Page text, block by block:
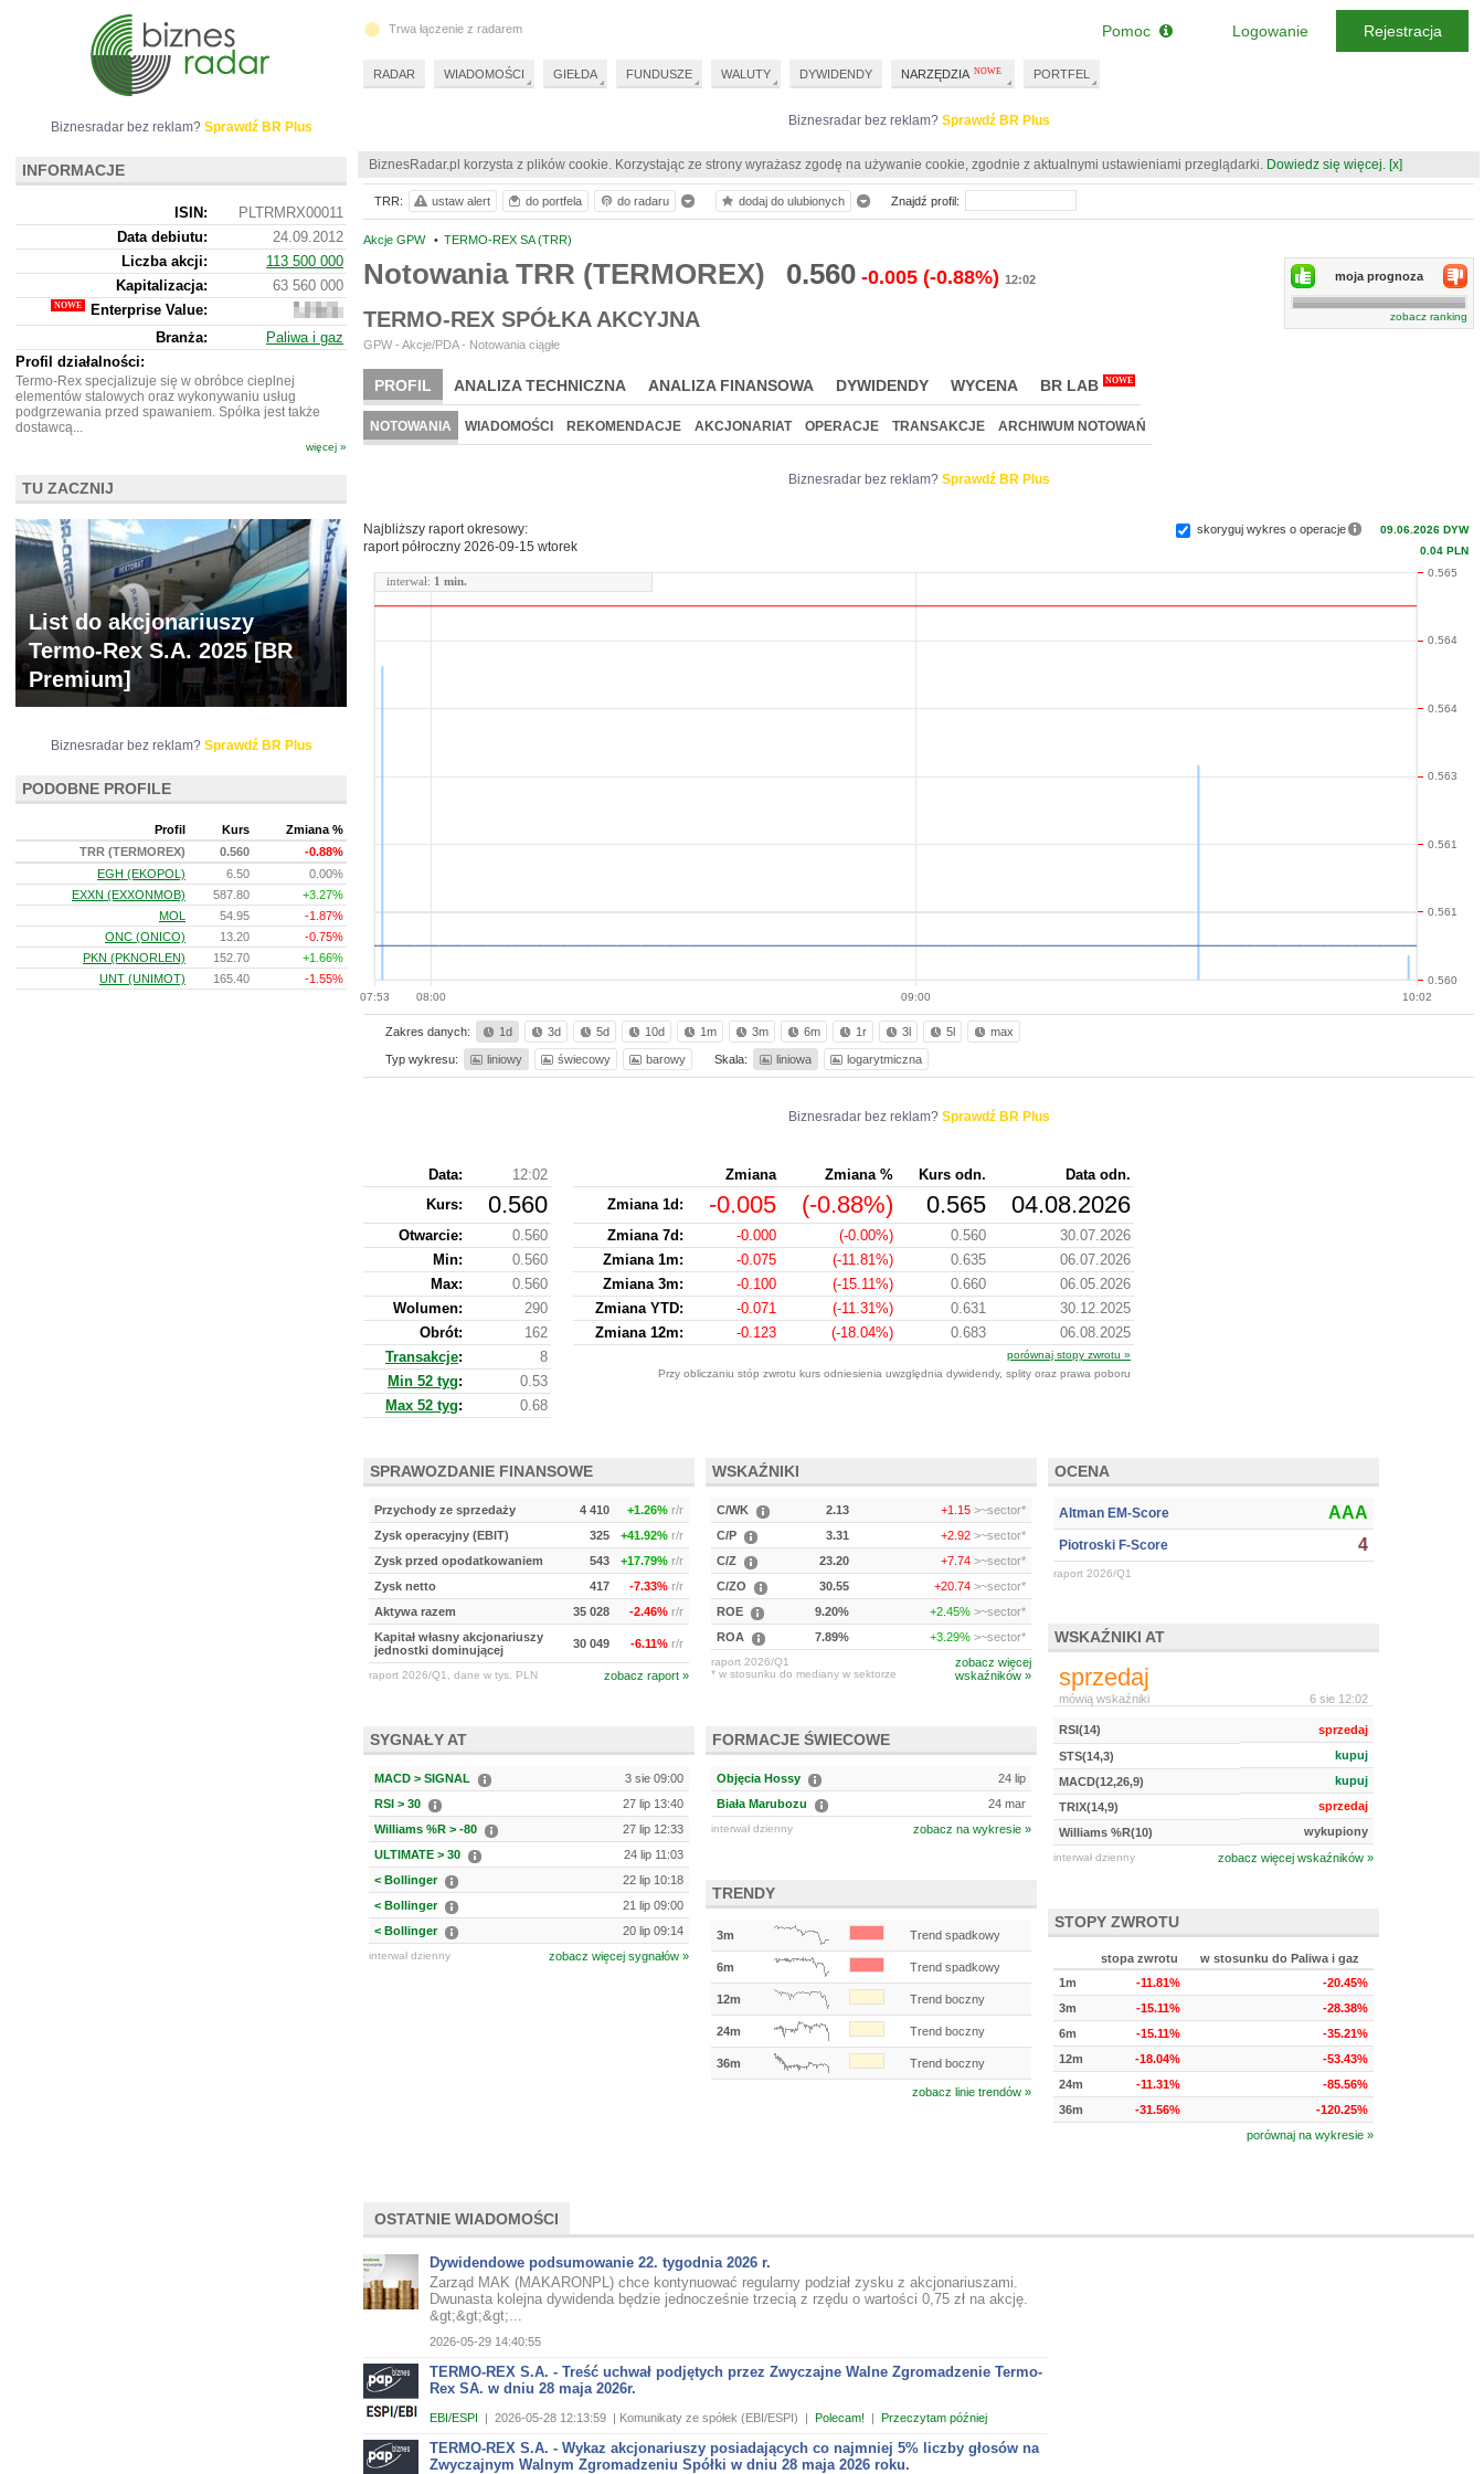
Biznesradar bez reklam? Sprawdź BR Plus
BiznesRadar.pl korzysta z plików cookie. Korzystając ze strony wyrażasz zgodę na używanie cookie, zgodnie z aktualnymi ustawieniami przeglądarki. Dowiedz się więcej. [x]
Akcje GPW • TERMO-REX SA (TRR)
Notowania TRR (TERMOREX) 0.560 -0.005 (-0.88%) 12:02
TERMO-REX SPÓŁKA AKCYJNA
GPW - Akcje/PDA - Notowania ciągłe
moja prognoza
zobacz ranking
PROFIL ANALIZA TECHNICZNA ANALIZA FINANSOWA DYWIDENDY WYCENA BR LAB NOWE
NOTOWANIA WIADOMOŚCI REKOMENDACJE AKCJONARIAT OPERACJE TRANSAKCJE ARCHIWUM NOTOWAŃ
Biznesradar bez reklam? Sprawdź BR Plus
Najbliższy raport okresowy:
raport półroczny 2026-09-15 wtorek
skoryguj wykres o operacje
09.06.2026 DYW
0.04 PLN
07:53 08:00 09:00 10:02
0.560
0.561
0.561
0.563
0.564
0.564
0.565
interwał: 1 min.
Zakres danych: 1d 3d 5d 10d 1m 3m 6m 1r 3l 5l max
Typ wykresu: liniowy świecowy barowy Skala: liniowa logarytmiczna
Biznesradar bez reklam? Sprawdź BR Plus
Data:
12:02
Kurs: 0.560
Otwarcie:
0.560
Min:
0.560
Max:
0.560
Wolumen:
290
Obrót:
162
Transakcje:
8
Min 52 tyg:
0.53
Max 52 tyg: 0.68
Zmiana Zmiana % Kurs odn.
Data odn.
Zmiana 1d:
-0.005 (-0.88%) 0.565 04.08.2026
Zmiana 7d: -0.000 (-0.00%) 0.560
30.07.2026
Zmiana 1m:
-0.075 (-11.81%) 0.635
06.07.2026
Zmiana 3m:
-0.100 (-15.11%) 0.660
06.05.2026
Zmiana YTD:
-0.071 (-11.31%) 0.631
30.12.2025
Zmiana 12m:
-0.123 (-18.04%) 0.683 06.08.2025
porównaj stopy zwrotu »
Przy obliczaniu stóp zwrotu kurs odniesienia uwzględnia dywidendy, splity oraz prawa poboru
SPRAWOZDANIE FINANSOWE
Przychody ze sprzedaży 4 410 +1.26% r/r
Zysk operacyjny (EBIT)
325 +41.92% r/r
Zysk przed opodatkowaniem
543 +17.79% r/r
Zysk netto
417 -7.33% r/r
Aktywa razem
35 028 -2.46% r/r
Kapitał własny akcjonariuszy
jednostki dominującej
30 049 -6.11% r/r
raport 2026/Q1, dane w tys. PLN zobacz raport »
WSKAŹNIKI
C/WK 2.13 +1.15 >~sector*
C/P
3.31 +2.92 >~sector*
C/Z
23.20 +7.74 >~sector*
C/ZO
30.55 +20.74 >~sector*
ROE
9.20% +2.45% >~sector*
ROA
7.89% +3.29% >~sector*
raport 2026/Q1
* w stosunku do mediany w sektorze
zobacz więcej
wskaźników »
OCENA
Altman EM-Score AAA
Piotroski F-Score 4
raport 2026/Q1
WSKAŹNIKI AT
sprzedaj
6 sie 12:02
mówią wskaźniki
RSI(14)
sprzedaj
STS(14,3)
kupuj
MACD(12,26,9)
kupuj
TRIX(14,9)
sprzedaj
Williams %R(10)
wykupiony
interwał dzienny zobacz więcej wskaźników »
SYGNAŁY AT
MACD > SIGNAL
3 sie 09:00
RSI > 30
27 lip 13:40
Williams %R > -80
27 lip 12:33
ULTIMATE > 30
24 lip 11:03
< Bollinger
22 lip 10:18
< Bollinger
21 lip 09:00
< Bollinger
20 lip 09:14
interwał dzienny zobacz więcej sygnałów »
FORMACJE ŚWIECOWE
Objęcia Hossy
24 lip
Biała Marubozu
24 mar
interwał dzienny zobacz na wykresie »
TRENDY
3m Trend spadkowy
6m Trend spadkowy
12m Trend boczny
24m Trend boczny
36m Trend boczny
zobacz linie trendów »
STOPY ZWROTU
stopa zwrotu
w stosunku do Paliwa i gaz
1m
-11.81%
-20.45%
3m
-15.11%
-28.38%
6m
-15.11%
-35.21%
12m
-18.04%
-53.43%
24m
-11.31%
-85.56%
36m
-31.56%
-120.25%
porównaj na wykresie »
OSTATNIE WIADOMOŚCI
Dywidendowe podsumowanie 22. tygodnia 2026 r.
Zarząd MAK (MAKARONPL) chce kontynuować regularny podział zysku z akcjonariuszami.
Dwunasta kolejna dywidenda będzie jednocześnie trzecią z rzędu o wartości 0,75 zł na akcję.
&gt;&gt;&gt;...
2026-05-29 14:40:55
TERMO-REX S.A. - Treść uchwał podjętych przez Zwyczajne Walne Zgromadzenie Termo-
Rex SA. w dniu 28 maja 2026r.
EBI/ESPI 2026-05-28 12:13:59 | Komunikaty ze spółek (EBI/ESPI) Polecam! Przeczytam później
TERMO-REX S.A. - Wykaz akcjonariuszy posiadających co najmniej 5% liczby głosów na
Zwyczajnym Walnym Zgromadzeniu Spółki w dniu 28 maja 2026 roku.
TRR: ustaw alert do portfela do radaru dodaj do ulubionych Znajdź profil:
Biznesradar bez reklam? Sprawdź BR Plus
INFORMACJE
ISIN:
PLTRMRX00011
Data debiutu:
24.09.2012
Liczba akcji:
113 500 000
Kapitalizacja:
63 560 000
Enterprise Value:
60
639
000
Branża:
Paliwa i gaz
Profil działalności:
Termo-Rex specjalizuje się w obróbce cieplnej
elementów stalowych oraz wykonywaniu usług
podgrzewania przed spawaniem. Spółka jest także
dostawcą...
więcej »
TU ZACZNIJ
List do akcjonariuszy
Termo-Rex S.A. 2025 [BR
Premium]
Biznesradar bez reklam? Sprawdź BR Plus
PODOBNE PROFILE
Profil Kurs
Zmiana %
TRR (TERMOREX)
0.560
-0.88%
EGH (EKOPOL)
6.50
0.00%
EXXN (EXXONMOB)
587.80
+3.27%
MOL
54.95
-1.87%
ONC (ONICO)
13.20
-0.75%
PKN (PKNORLEN)
152.70
+1.66%
UNT (UNIMOT)
165.40 -1.55%
Trwa łączenie z radarem
RADAR WIADOMOŚCI GIEŁDA FUNDUSZE WALUTY DYWIDENDY NARZĘDZIA PORTFEL
Pomoc Logowanie Rejestracja